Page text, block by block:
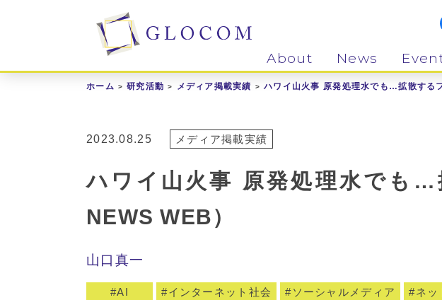
About News
ホーム 研究活動 メディア掲載実績 ハワイ山火事 原発処理水でも…拡散する
2023.08.25 メディア掲載実績
ハワイ山火事 原発処理水でも
NEWS WEB）
山口真一
AI インターネット社会 ソーシャルメディア ネッ